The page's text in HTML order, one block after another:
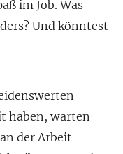
im Job. Was
Und könntest
haben, warten
der Arbeit